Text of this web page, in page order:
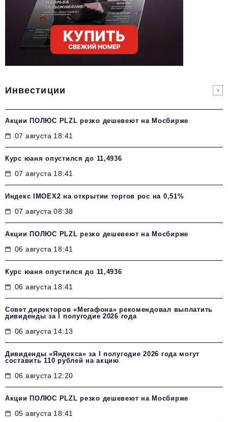
Инвестиции
Акции ПОЛЮС PLZL резко дешевеют на Мосбирже
07 августа 18:41
Курс юаня опустился до 11,4936
07 августа 18:41
Индекс IMOEX2 на открытии торгов рос на 0,51%
07 августа 08:38
Акции ПОЛЮС PLZL резко дешевеют на Мосбирже
06 августа 18:41
Курс юаня опустился до 11,4936
06 августа 18:41
Совет директоров «Мегафона» рекомендовал выплатить
дивиденды за I полугодие 2026 года
06 августа 14:13
Дивиденды «Яндекса» за I полугодие 2026 года могут
составить 110 рублей на акцию
06 августа 12:20
Акции ПОЛЮС PLZL резко дешевеют на Мосбирже
05 августа 18:41